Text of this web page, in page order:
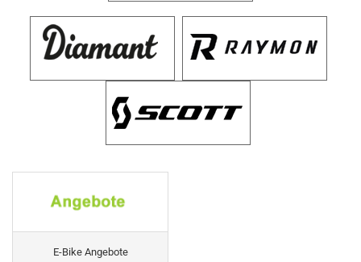
E-Bike Angebote